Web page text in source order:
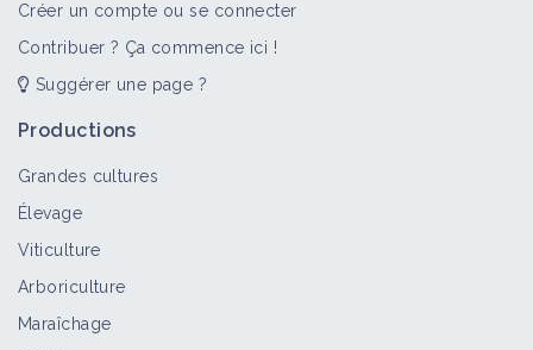
Portail thématique
Créer un compte ou se connecter
Contribuer ? Ça commence ici !
Suggérer une page ?
Productions
Grandes cultures
Élevage
Viticulture
Arboriculture
Maraîchage